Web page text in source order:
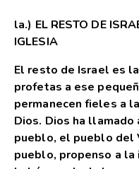
la.) EL RESTO DE
IGLESIA
El resto de Israel es
profetas a ese
permanecen fieles a
Dios. Dios ha llamado
pueblo, el pueblo del
pueblo, propenso a